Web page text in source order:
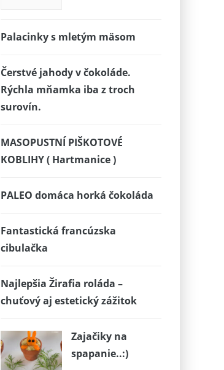
Palacinky s mletým mäsom
Čerstvé jahody v čokoláde.
Rýchla mňamka iba z troch
surovín.
MASOPUSTNÍ PIŠKOTOVÉ
KOBLIHY ( Hartmanice )
PALEO domáca horká čokoláda
Fantastická francúzska
cibulačka
Najlepšia Žirafia roláda –
chuťový aj estetický zážitok
Zajačiky na
spapanie..:)